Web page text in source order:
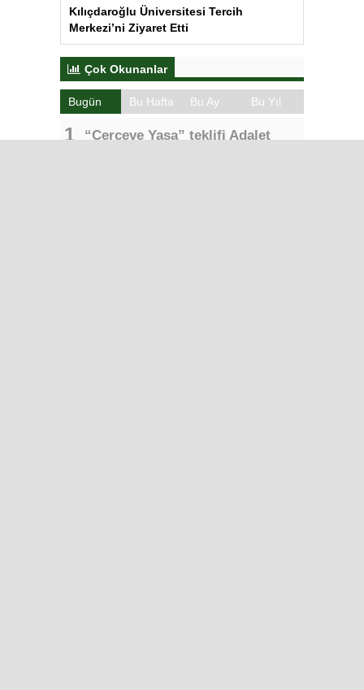
Kılıçdaroğlu Üniversitesi Tercih
Merkezi’ni Ziyaret Etti
Çok Okunanlar
Bugün Bu Hafta Bu Ay Bu Yıl
“Çerçeve Yasa” teklifi Adalet